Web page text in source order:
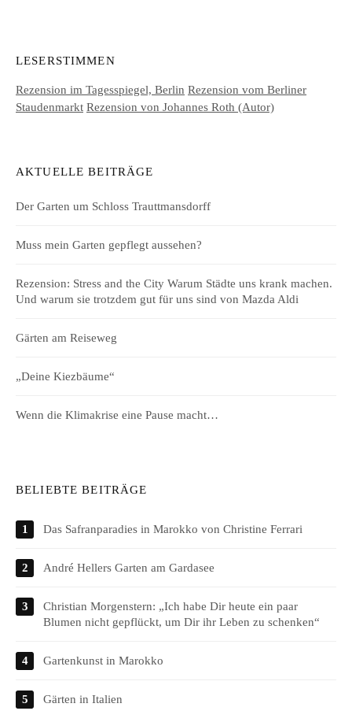
LESERSTIMMEN
Rezension im Tagesspiegel, Berlin Rezension vom Berliner
Staudenmarkt Rezension von Johannes Roth (Autor)
AKTUELLE BEITRÄGE
Der Garten um Schloss Trauttmansdorff
Muss mein Garten gepflegt aussehen?
Rezension: Stress and the City Warum Städte uns krank machen.
Und warum sie trotzdem gut für uns sind von Mazda Aldi
Gärten am Reiseweg
„Deine Kiezbäume“
Wenn die Klimakrise eine Pause macht…
BELIEBTE BEITRÄGE
Das Safranparadies in Marokko von Christine Ferrari
André Hellers Garten am Gardasee
Christian Morgenstern: „Ich habe Dir heute ein paar
Blumen nicht gepflückt, um Dir ihr Leben zu schenken“
Gartenkunst in Marokko
Gärten in Italien